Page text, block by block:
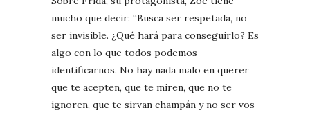
mucho que decir: “Busca ser respetada, no
ser invisible. ¿Qué hará para conseguirlo? Es
algo con lo que todos podemos
identificarnos. No hay nada malo en querer
que te acepten, que te miren, que no te
ignoren, que te sirvan champán y no ser vos